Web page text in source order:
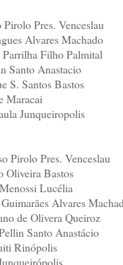
PiroloPres. Venceslau
Alvares Machado
Parrilha FilhoPalmital
Santo Anastacio
S. SantosBastos
Maracai
Junqueiropolis
PiroloPres. Venceslau
Oliveira Bastos
Lucélia
Alvares
de Olivera Queiroz
Santo Anastácio
Rinópolis